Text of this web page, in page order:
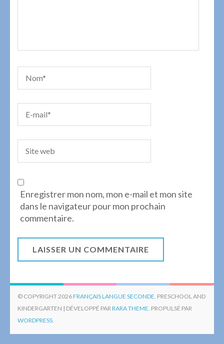
Enregistrer mon nom, mon e-mail et mon site
dans le navigateur pour mon prochain
commentaire.
© COPYRIGHT 2026FRANÇAIS LANGUE SECONDE. PRESCHOOL AND
KINDERGARTEN | DÉVELOPPÉ PARRARA THEME. PROPULSÉ PAR
WORDPRESS.